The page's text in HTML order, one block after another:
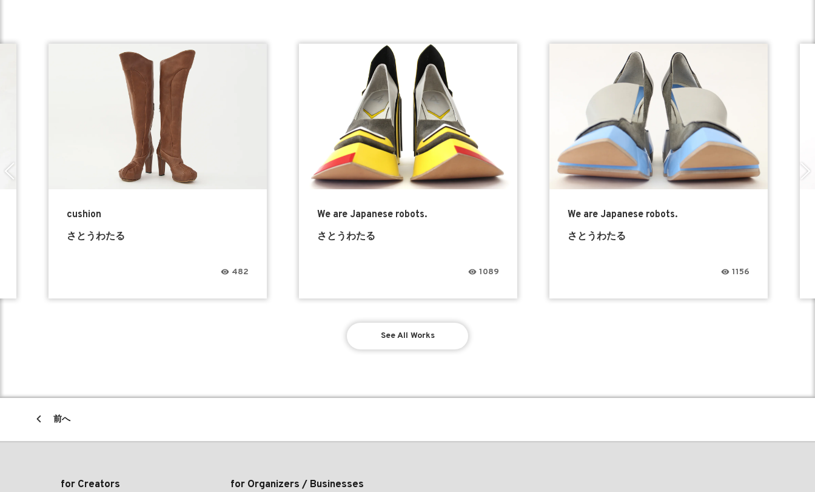
cushion
さとうわたる
482
We are Japanese robots.
さとうわたる
1089
We are Japanese robots.
さとうわたる
1156
See All Works
前へ
for Creators for Organizers / Businesses